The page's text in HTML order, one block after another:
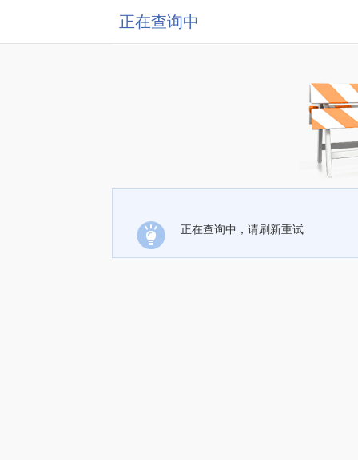
正在查询中
正在查询中，请刷新重试